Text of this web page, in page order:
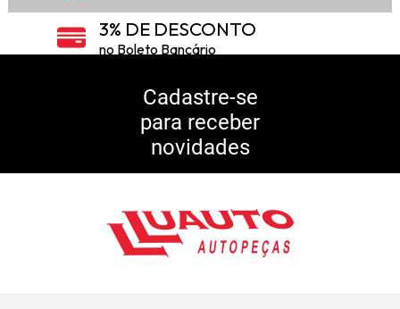
3% DE DESCONTO
no Boleto Bancário
5% DE DESCONTO
10% DE CASHBACK
Consulte Regulamento
Cadastre-se
para receber
novidades